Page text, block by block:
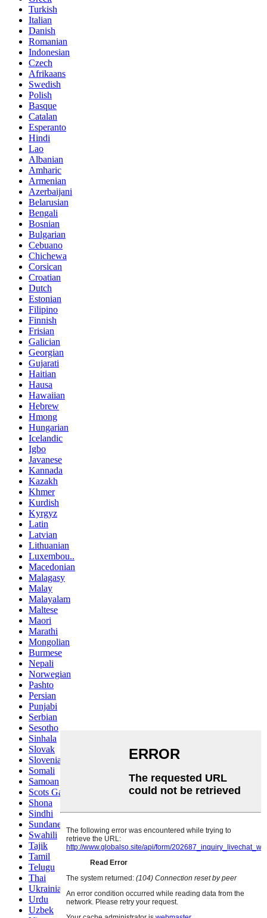
Turkish
Italian
Danish
Romanian
Indonesian
Czech
Afrikaans
Swedish
Polish
Basque
Catalan
Esperanto
Hindi
Lao
Albanian
Amharic
Armenian
Azerbaijani
Belarusian
Bengali
Bosnian
Bulgarian
Cebuano
Chichewa
Corsican
Croatian
Dutch
Estonian
Filipino
Finnish
Frisian
Galician
Georgian
Gujarati
Haitian
Hausa
Hawaiian
Hebrew
Hmong
Hungarian
Icelandic
Igbo
Javanese
Kannada
Kazakh
Khmer
Kurdish
Kyrgyz
Latin
Latvian
Lithuanian
Luxembou..
Macedonian
Malagasy
Malay
Malayalam
Maltese
Maori
Marathi
Mongolian
Burmese
Nepali
Norwegian
Pashto
Persian
Punjabi
Serbian
Sesotho
Sinhala
Slovak
Slovenian
Somali
Samoan
Scots Gaelic
Shona
Sindhi
Sundanese
Swahili
Tajik
Tamil
Telugu
Thai
Ukrainian
Urdu
Uzbek